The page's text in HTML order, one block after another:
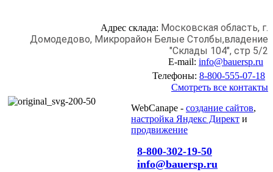
Адрес склада: Московская область, г.
Домодедово, Микрорайон Белые Столбы,владение
"Склады 104", стр 5/2
E-mail: info@bauersp.ru
Телефоны: 8-800-555-07-18
Смотреть все контакты
WebCanape - создание сайтов,
настройка Яндекс Директ и
продвижение
8-800-302-19-50
info@bauersp.ru